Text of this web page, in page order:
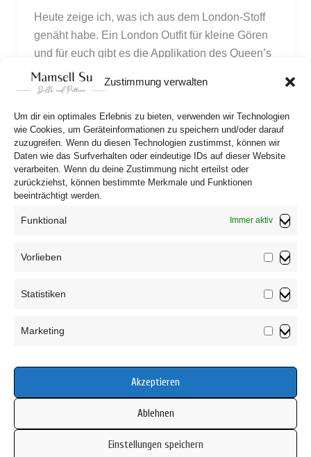
Zustimmung verwalten
Um dir ein optimales Erlebnis zu bieten, verwenden wir Technologien
wie Cookies, um Geräteinformationen zu speichern und/oder darauf
zuzugreifen. Wenn du diesen Technologien zustimmst, können wir
Daten wie das Surfverhalten oder eindeutige IDs auf dieser Website
verarbeiten. Wenn du deine Zustimmung nicht erteilst oder
zurückziehst, können bestimmte Merkmale und Funktionen
beeinträchtigt werden.
Funktional Immer aktiv
Vorlieben
Statistiken
Marketing
Akzeptieren
Ablehnen
Einstellungen speichern
Heute zeige ich, was ich aus dem London-Stoff
genäht habe. Ein London Outfit für kleine Gören
und für euch gibt es die Applikation des Queen’s
Guard kostenlos als Download!
Cookie-Richtlinie (EU)